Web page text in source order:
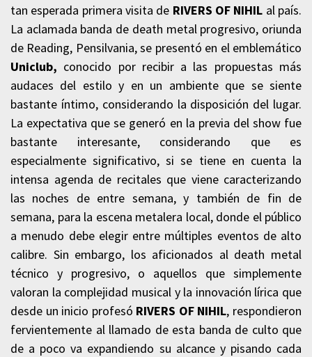
tan esperada primera visita de RIVERS OF NIHIL al país.
La aclamada banda de death metal progresivo, oriunda
de Reading, Pensilvania, se presentó en el emblemático
Uniclub, conocido por recibir a las propuestas más
audaces del estilo y en un ambiente que se siente
bastante íntimo, considerando la disposición del lugar.
La expectativa que se generó en la previa del show fue
bastante interesante, considerando que es
especialmente significativo, si se tiene en cuenta la
intensa agenda de recitales que viene caracterizando
las noches de entre semana, y también de fin de
semana, para la escena metalera local, donde el público
a menudo debe elegir entre múltiples eventos de alto
calibre. Sin embargo, los aficionados al death metal
técnico y progresivo, o aquellos que simplemente
valoran la complejidad musical y la innovación lírica que
desde un inicio profesó RIVERS OF NIHIL, respondieron
fervientemente al llamado de esta banda de culto que
de a poco va expandiendo su alcance y pisando cada